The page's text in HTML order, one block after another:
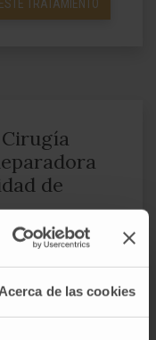
Acerca de las cookies
TRATAMIENTO
de